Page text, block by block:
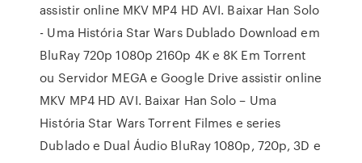
assistir online MKV MP4 HD AVI. Baixar Han Solo
- Uma História Star Wars Dublado Download em
BluRay 720p 1080p 2160p 4K e 8K Em Torrent
ou Servidor MEGA e Google Drive assistir online
MKV MP4 HD AVI. Baixar Han Solo – Uma
História Star Wars Torrent Filmes e series
Dublado e Dual Áudio BluRay 1080p, 720p, 3D e